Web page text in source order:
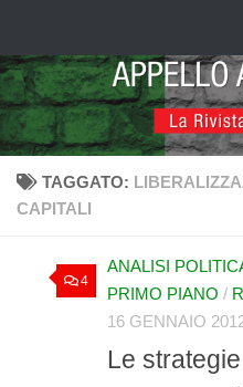
TAGGATO:
CAPITALI
4
ANALISI
PRIMO PIANO /
16 GENNAIO
Le